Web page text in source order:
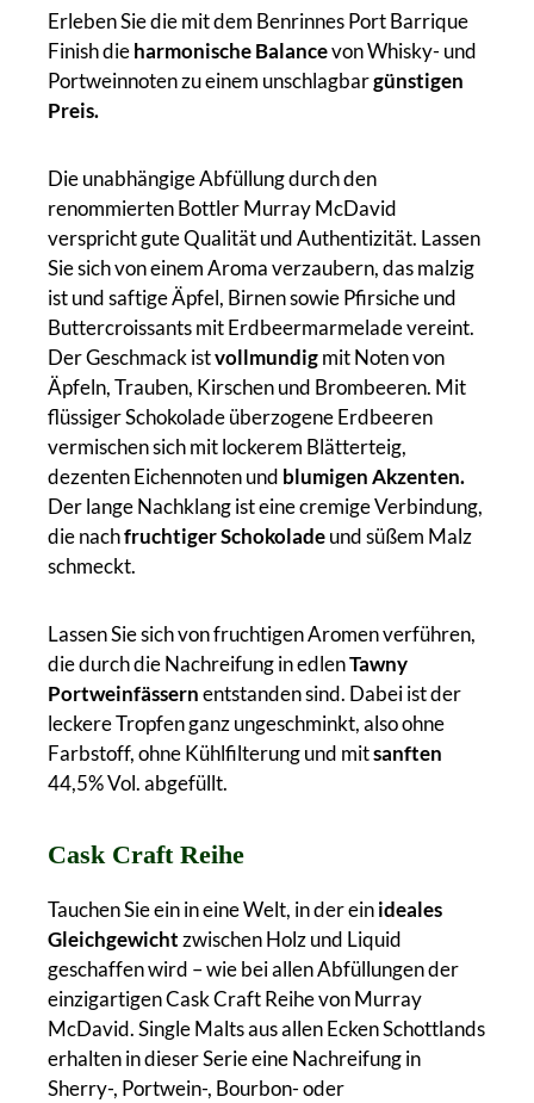
Erleben Sie die mit dem Benrinnes Port Barrique
Finish dieharmonische Balancevon Whisky- und
Portweinnoten zu einem unschlagbargünstigen
Preis.
Die unabhängige Abfüllung durch den
renommierten Bottler Murray McDavid
verspricht gute Qualität und Authentizität. Lassen
Sie sich von einem Aroma verzaubern, das malzig
ist und saftige Äpfel, Birnen sowie Pfirsiche und
Buttercroissants mit Erdbeermarmelade vereint.
Der Geschmack istvollmundigmit Noten von
Äpfeln, Trauben, Kirschen und Brombeeren. Mit
flüssiger Schokolade überzogene Erdbeeren
vermischen sich mit lockerem Blätterteig,
dezenten Eichennoten und blumigen Akzenten.
Der lange Nachklang ist eine cremige Verbindung,
die nachfruchtiger Schokoladeund süßem Malz
schmeckt.
Lassen Sie sich von fruchtigen Aromen verführen,
die durch die Nachreifung in edlenTawny
Portweinfässernentstanden sind. Dabei ist der
leckere Tropfen ganz ungeschminkt, also ohne
Farbstoff, ohne Kühlfilterung und mitsanften
44,5% Vol. abgefüllt.
Cask Craft Reihe
Tauchen Sie ein in eine Welt, in der einideales
Gleichgewichtzwischen Holz und Liquid
geschaffen wird – wie bei allen Abfüllungen der
einzigartigen Cask Craft Reihe von Murray
McDavid. Single Malts aus allen Ecken Schottlands
erhalten in dieser Serie eine Nachreifung in
Sherry-, Portwein-, Bourbon- oder